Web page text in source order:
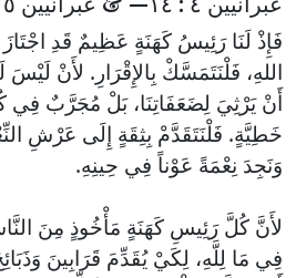
فَإِذْ لَنَا رَئِيسُ كَهَنَةٍ عَظِيمٌ قَدِ
اللهِ، فَلْنَتَمَسَّكْ بِالإِقْرَارِ. لأَنْ لَيْسَ
أَنْ يَرْثِيَ لِضَعَفَاتِنَا، بَلْ مُجَرَّبٌ فِي
خَطِيَّةٍ. فَلْنَتَقَدَّمْ بِثِقَةٍ إِلَى عَرْشِ
وَنَجِدَ نِعْمَةً عَوْناً فِي حِينِهِ.
لأَنَّ كُلَّ رَئِيسِ كَهَنَةٍ مَأْخُوذٍ مِنَ
فِي مَا لِلَّهِ، لِكَيْ يُقَدِّمَ قَرَابِينَ